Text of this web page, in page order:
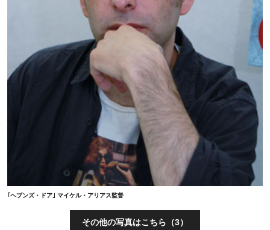
｢ヘブンズ・ドア｣ マイケル・アリアス監督
その他の写真はこちら（3）